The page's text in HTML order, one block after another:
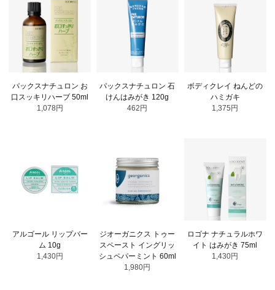
パックスナチュロン お
口スッキリハーブ 50ml
1,078円
パックスナチュロン 石
けんはみがき 120g
462円
ボディクレイ ねんどの
ハミガキ
1,375円
アルゴール リップバー
ム 10g
1,430円
ジオーガニクス トゥー
スペースト イングリッ
シュペパーミント 60ml
1,980円
ロゴナ ナチュラルホワ
イト はみがき 75ml
1,430円